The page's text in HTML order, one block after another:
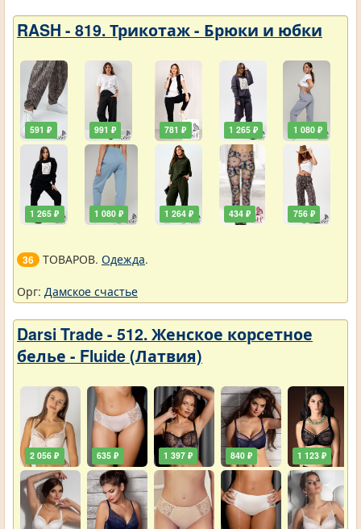
RASH - 819. Трикотаж - Брюки и юбки
591 ₽
1 265 ₽
991 ₽
1 080 ₽
781 ₽
1 264 ₽
1 265 ₽
434 ₽
1 080 ₽
756 ₽
36 ТОВАРОВ. Одежда.
Орг: Дамское счастье
Darsi Trade - 512. Женское корсетное
белье - Fluide (Латвия)
2 056 ₽ 635 ₽ 1 397 ₽ 840 ₽ 1 123 ₽